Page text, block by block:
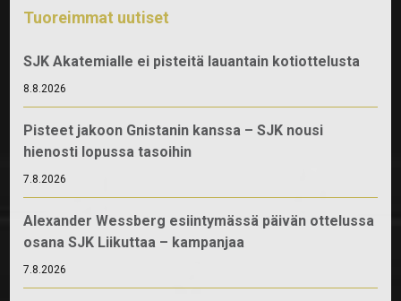
Tuoreimmat uutiset
SJK Akatemialle ei pisteitä lauantain kotiottelusta
8.8.2026
Pisteet jakoon Gnistanin kanssa – SJK nousi
hienosti lopussa tasoihin
7.8.2026
Alexander Wessberg esiintymässä päivän ottelussa
osana SJK Liikuttaa – kampanjaa
7.8.2026